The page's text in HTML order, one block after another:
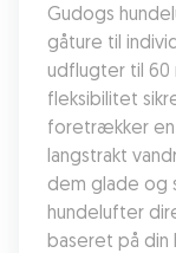
Gudogs
gåture til
udflugter til 60
fleksibilitet
foretrækker en
langstrakt
dem glade og
hundelufter
baseret på din